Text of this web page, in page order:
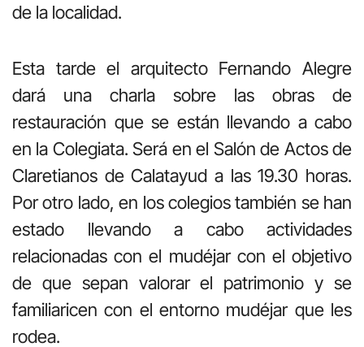
de la localidad.
Esta tarde el arquitecto Fernando Alegre
dará una charla sobre las obras de
restauración que se están llevando a cabo
en la Colegiata. Será en el Salón de Actos de
Claretianos de Calatayud a las 19.30 horas.
Por otro lado, en los colegios también se han
estado llevando a cabo actividades
relacionadas con el mudéjar con el objetivo
de que sepan valorar el patrimonio y se
familiaricen con el entorno mudéjar que les
rodea.